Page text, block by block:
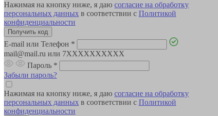
Нажимая на кнопку ниже, я даю согласие на обработку
персональных данных в соответствии с Политикой
конфиденциальности
E-mail или Телефон *
mail@mail.ru или 7XXXXXXXXXX
Пароль *
Забыли пароль?
Нажимая на кнопку ниже, я даю согласие на обработку
персональных данных в соответствии с Политикой
конфиденциальности